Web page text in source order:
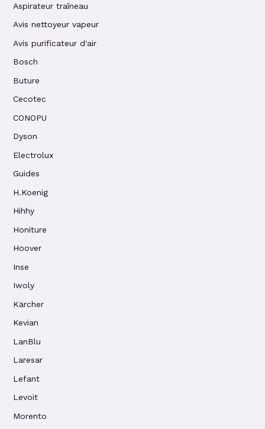
Aspirateur traîneau
Avis nettoyeur vapeur
Avis purificateur d'air
Bosch
Buture
Cecotec
CONOPU
Dyson
Electrolux
Guides
H.Koenig
Hihhy
Honiture
Hoover
Inse
Iwoly
Kärcher
Kevian
LanBlu
Laresar
Lefant
Levoit
Morento